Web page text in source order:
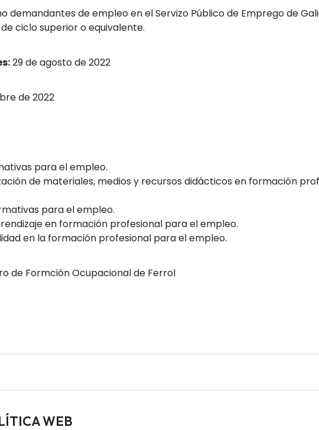
demandantes de empleo en el Servizo Público de Emprego de
ciclo superior o equivalente.
29 de agosto de 2022
de 2022
para el empleo.
de materiales, medios y recursos didácticos en formación
para el empleo.
en formación profesional para el empleo.
en la formación profesional para el empleo.
de Formción Ocupacional de Ferrol
WEB